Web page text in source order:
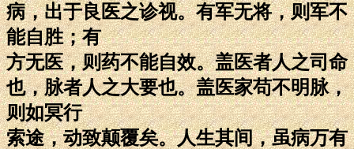
病，出于良医之诊视。有军无将，则军不
能自胜；有
方无医，则药不能自效。盖医者人之司命
也，脉者人之大要也。盖医家苟不明脉，
则如冥行
索途，动致颠覆矣。人生其间，虽病万有